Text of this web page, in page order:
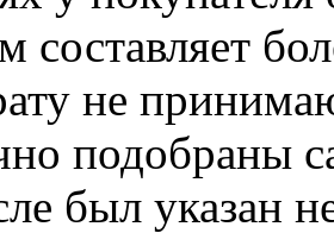
составляет
не
подобраны
был указан